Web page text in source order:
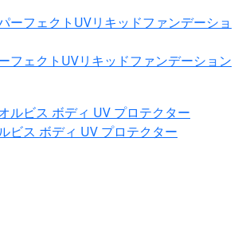
フェクトUVリキッドファンデーション
ビス ボディ UV プロテクター